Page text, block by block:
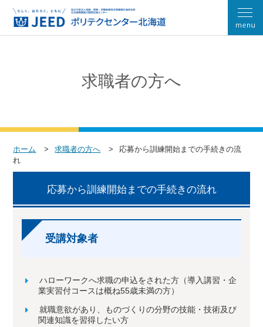
求職者の方へ
ホーム 求職者の方へ
応募から訓練開始までの手続きの流
れ
応募から訓練開始までの手続きの流れ
受講対象者
ハローワークへ求職の申込をされた方（導入講習・企
業実習付コースは概ね55歳未満の方）
就職意欲があり、ものづくりの分野の技能・技術及び
関連知識を習得したい方